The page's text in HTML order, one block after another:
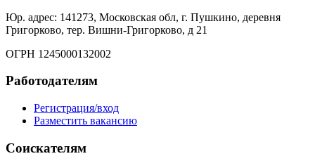
Юр. адрес: 141273, Московская обл, г. Пушкино, деревня
Григорково, тер. Вишни-Григорково, д 21
ОГРН 1245000132002
Работодателям
Регистрация/вход
Разместить вакансию
Соискателям